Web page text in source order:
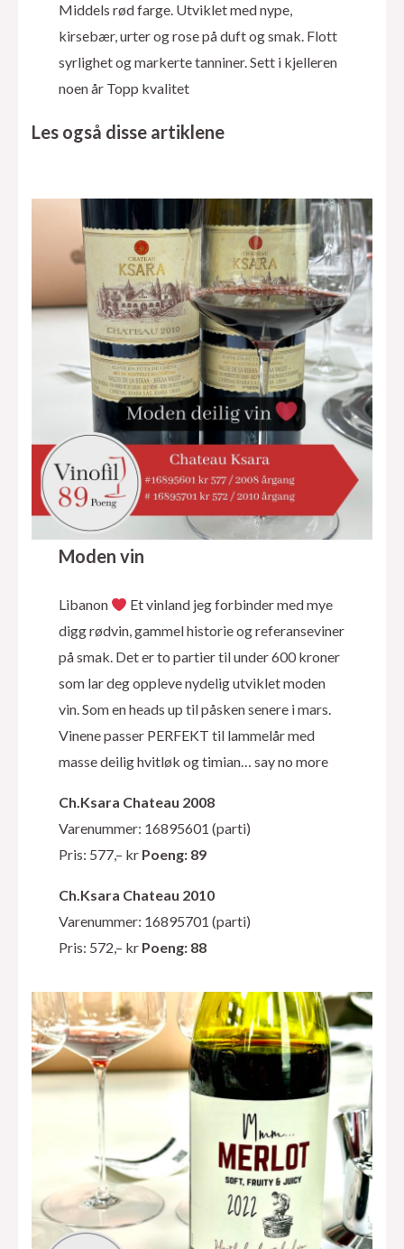
Middels rød farge. Utviklet med nype,
kirsebær, urter og rose på duft og smak. Flott
syrlighet og markerte tanniner. Sett i kjelleren
noen år Topp kvalitet
Les også disse artiklene
Moden vin
Libanon
Et vinland jeg forbinder med mye
digg rødvin, gammel historie og referanseviner
på smak. Det er to partier til under 600 kroner
som lar deg oppleve nydelig utviklet moden
vin. Som en heads up til påsken senere i mars.
Vinene passer PERFEKT til lammelår med
masse deilig hvitløk og timian… say no more
Ch.Ksara Chateau 2008
Varenummer: 16895601 (parti)
Pris: 577,– kr Poeng: 89
Ch.Ksara Chateau 2010
Varenummer: 16895701 (parti)
Pris: 572,– kr Poeng: 88